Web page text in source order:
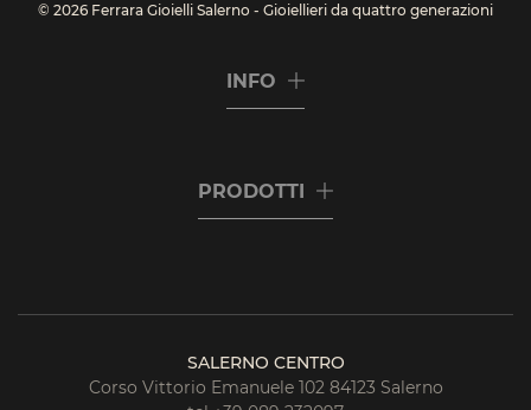
© 2026 Ferrara Gioielli Salerno - Gioiellieri da quattro generazioni
INFO
PRODOTTI
SALERNO CENTRO
Corso Vittorio Emanuele 102 84123 Salerno